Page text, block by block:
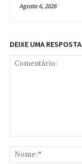
Agosto 6, 2026
DEIXE UMA RESPOSTA